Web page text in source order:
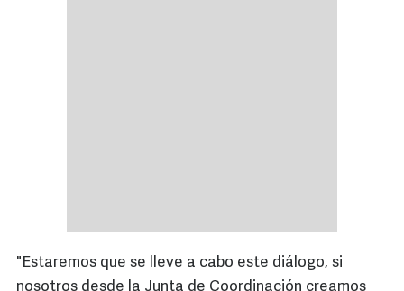
"Estaremos que se lleve a cabo este diálogo, si
nosotros desde la Junta de Coordinación creamos